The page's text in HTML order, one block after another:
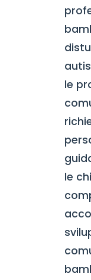
le
le